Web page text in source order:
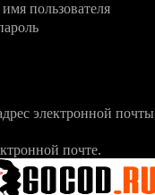
пользователя
электронной почты
почте.